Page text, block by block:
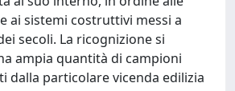
ai sistemi costruttivi messi a
secoli. La ricognizione si
ampia quantità di campioni
dalla particolare vicenda edilizia